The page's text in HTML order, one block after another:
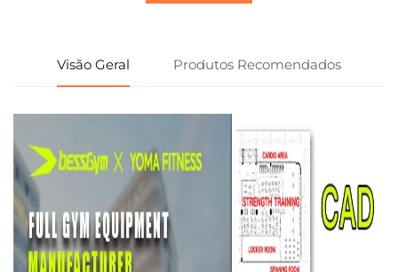
Visão Geral Produtos Recomendados